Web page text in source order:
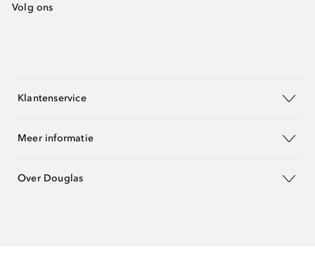
Volg ons
Klantenservice
Meer informatie
Over Douglas